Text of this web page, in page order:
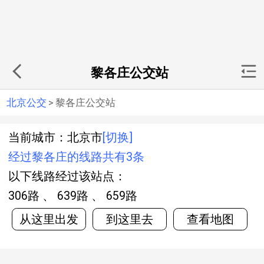
黎各庄公交站
北京公交 > 黎各庄公交站
当前城市：北京市 [切换]
经过黎各庄的线路共有3条
以下线路经过该站点：
306路 、 639路 、 659路
从这里出发
到这里去 查看地图